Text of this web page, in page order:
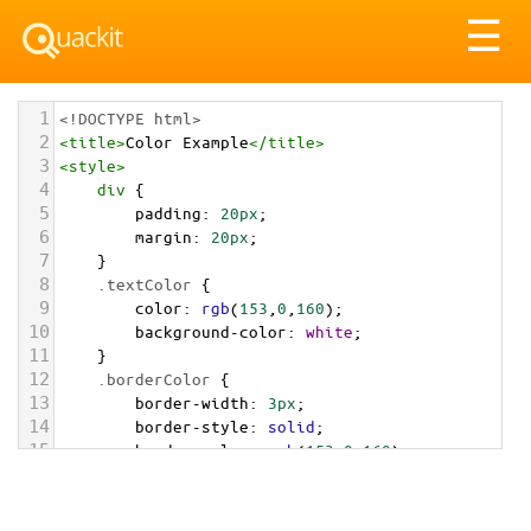
☰
1 <!DOCTYPE html>
2 <title>Color Example</title>
3 <style>
4 div {
5 padding: 20px;
6 margin: 20px;
7 }
8 .textColor {
9 color: rgb(153 0 160);
10 background-color: white;
11 }
12 .borderColor {
13 border-width: 3px;
14 border-style: solid;
15 border-color: rgb(153,0,160);